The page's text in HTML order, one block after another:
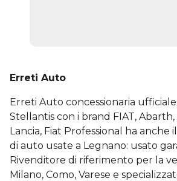
Erreti Auto
Erreti Auto concessionaria
Stellantis con i brand FIAT,
Lancia, Fiat Professional ha anche
di auto usate a Legnano: usato
Rivenditore di riferimento per la
Milano, Como, Varese e